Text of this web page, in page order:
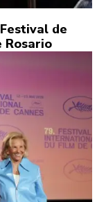
de
Rosario